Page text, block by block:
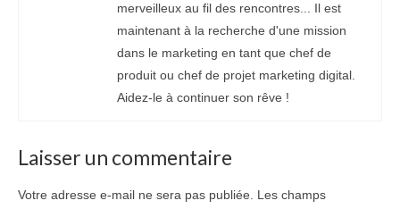
merveilleux au fil des rencontres... Il est
maintenant à la recherche d'une mission
dans le marketing en tant que chef de
produit ou chef de projet marketing digital.
Aidez-le à continuer son rêve !
Laisser un commentaire
Votre adresse e-mail ne sera pas publiée.
Les champs